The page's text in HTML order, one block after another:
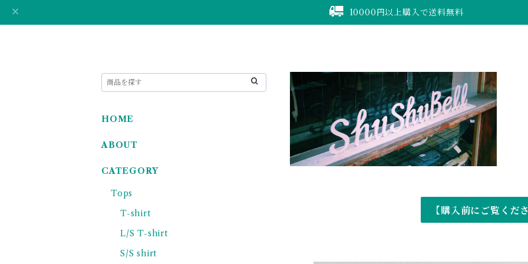
10000円以上購入で送料無料
【購入前にご覧くだ
HOME
ABOUT
CATEGORY
Tops
T-shirt
L/S T-shirt
S/S shirt